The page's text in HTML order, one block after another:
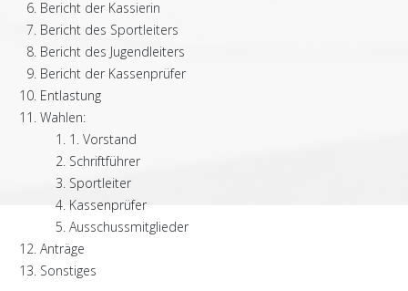
Bericht der Kassierin
Bericht des Sportleiters
Bericht des Jugendleiters
Bericht der Kassenprüfer
Entlastung
Wahlen:
1. Vorstand
Schriftführer
Sportleiter
Kassenprüfer
Ausschussmitglieder
Anträge
Sonstiges